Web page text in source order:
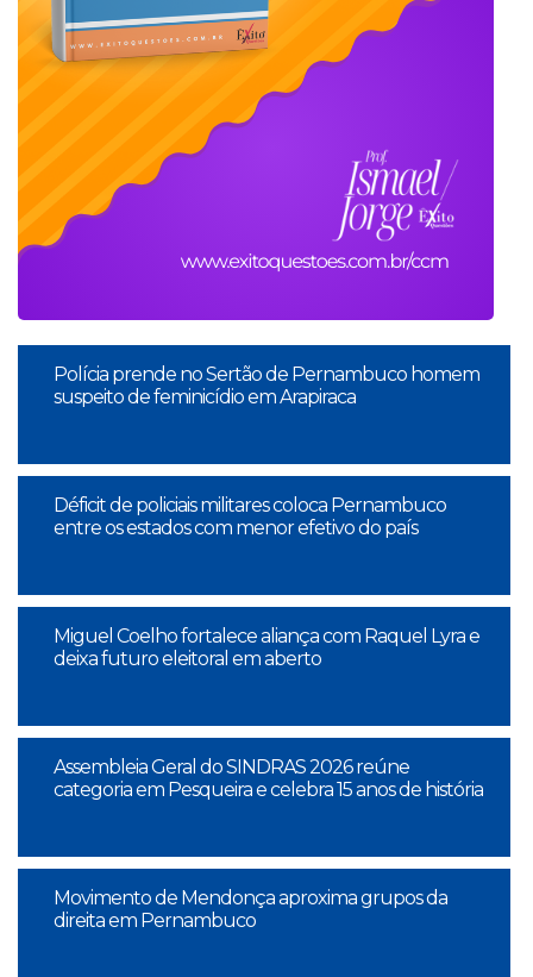
Polícia prende no Sertão de Pernambuco homem
suspeito de feminicídio em Arapiraca
Déficit de policiais militares coloca Pernambuco
entre os estados com menor efetivo do país
Miguel Coelho fortalece aliança com Raquel Lyra e
deixa futuro eleitoral em aberto
Assembleia Geral do SINDRAS 2026 reúne
categoria em Pesqueira e celebra 15 anos de história
Movimento de Mendonça aproxima grupos da
direita em Pernambuco